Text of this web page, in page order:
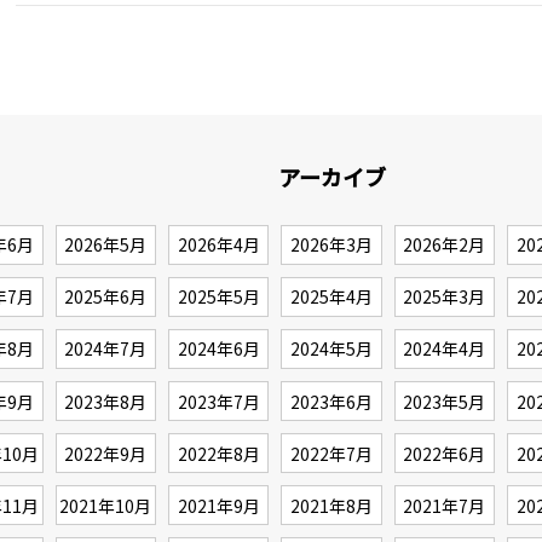
アーカイブ
6月 2026年5月 2026年4月 2026年3月 2026年2月
7月 2025年6月 2025年5月 2025年4月 2025年3月
8月 2024年7月 2024年6月 2024年5月 2024年4月
9月 2023年8月 2023年7月 2023年6月 2023年5月
月 2022年9月 2022年8月 2022年7月 2022年6月
月 2021年10月 2021年9月 2021年8月 2021年7月